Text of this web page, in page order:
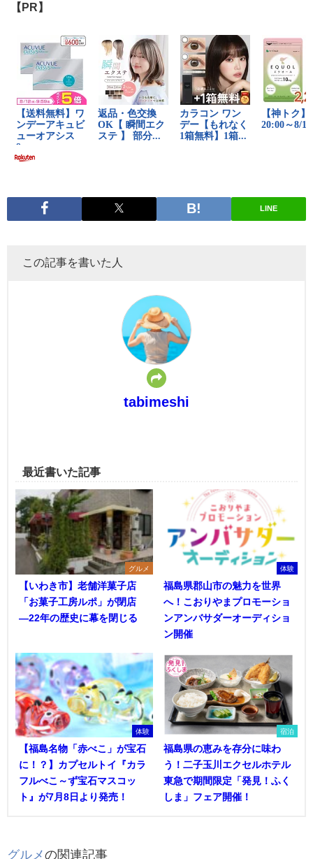
【PR】
LINE
この記事を書いた人
tabimeshi
最近書いた記事
グルメ
【いわき市】老舗洋菓子店
「お菓子工房ルポ」が閉店
―22年の歴史に幕を閉じる
体験
福島県郡山市の魅力を世界
へ！こおりやまプロモーショ
ンアンバサダーオーディショ
ン開催
体験
【福島名物「赤べこ」が宝石
に！？】カプセルトイ『カラ
フルべこ～ず宝石マスコッ
ト』が7月8日より発売！
宿泊
福島県の恵みを存分に味わ
う！二子玉川エクセルホテル
東急で期間限定「発見！ふく
しま」フェア開催！
グルメの関連記事